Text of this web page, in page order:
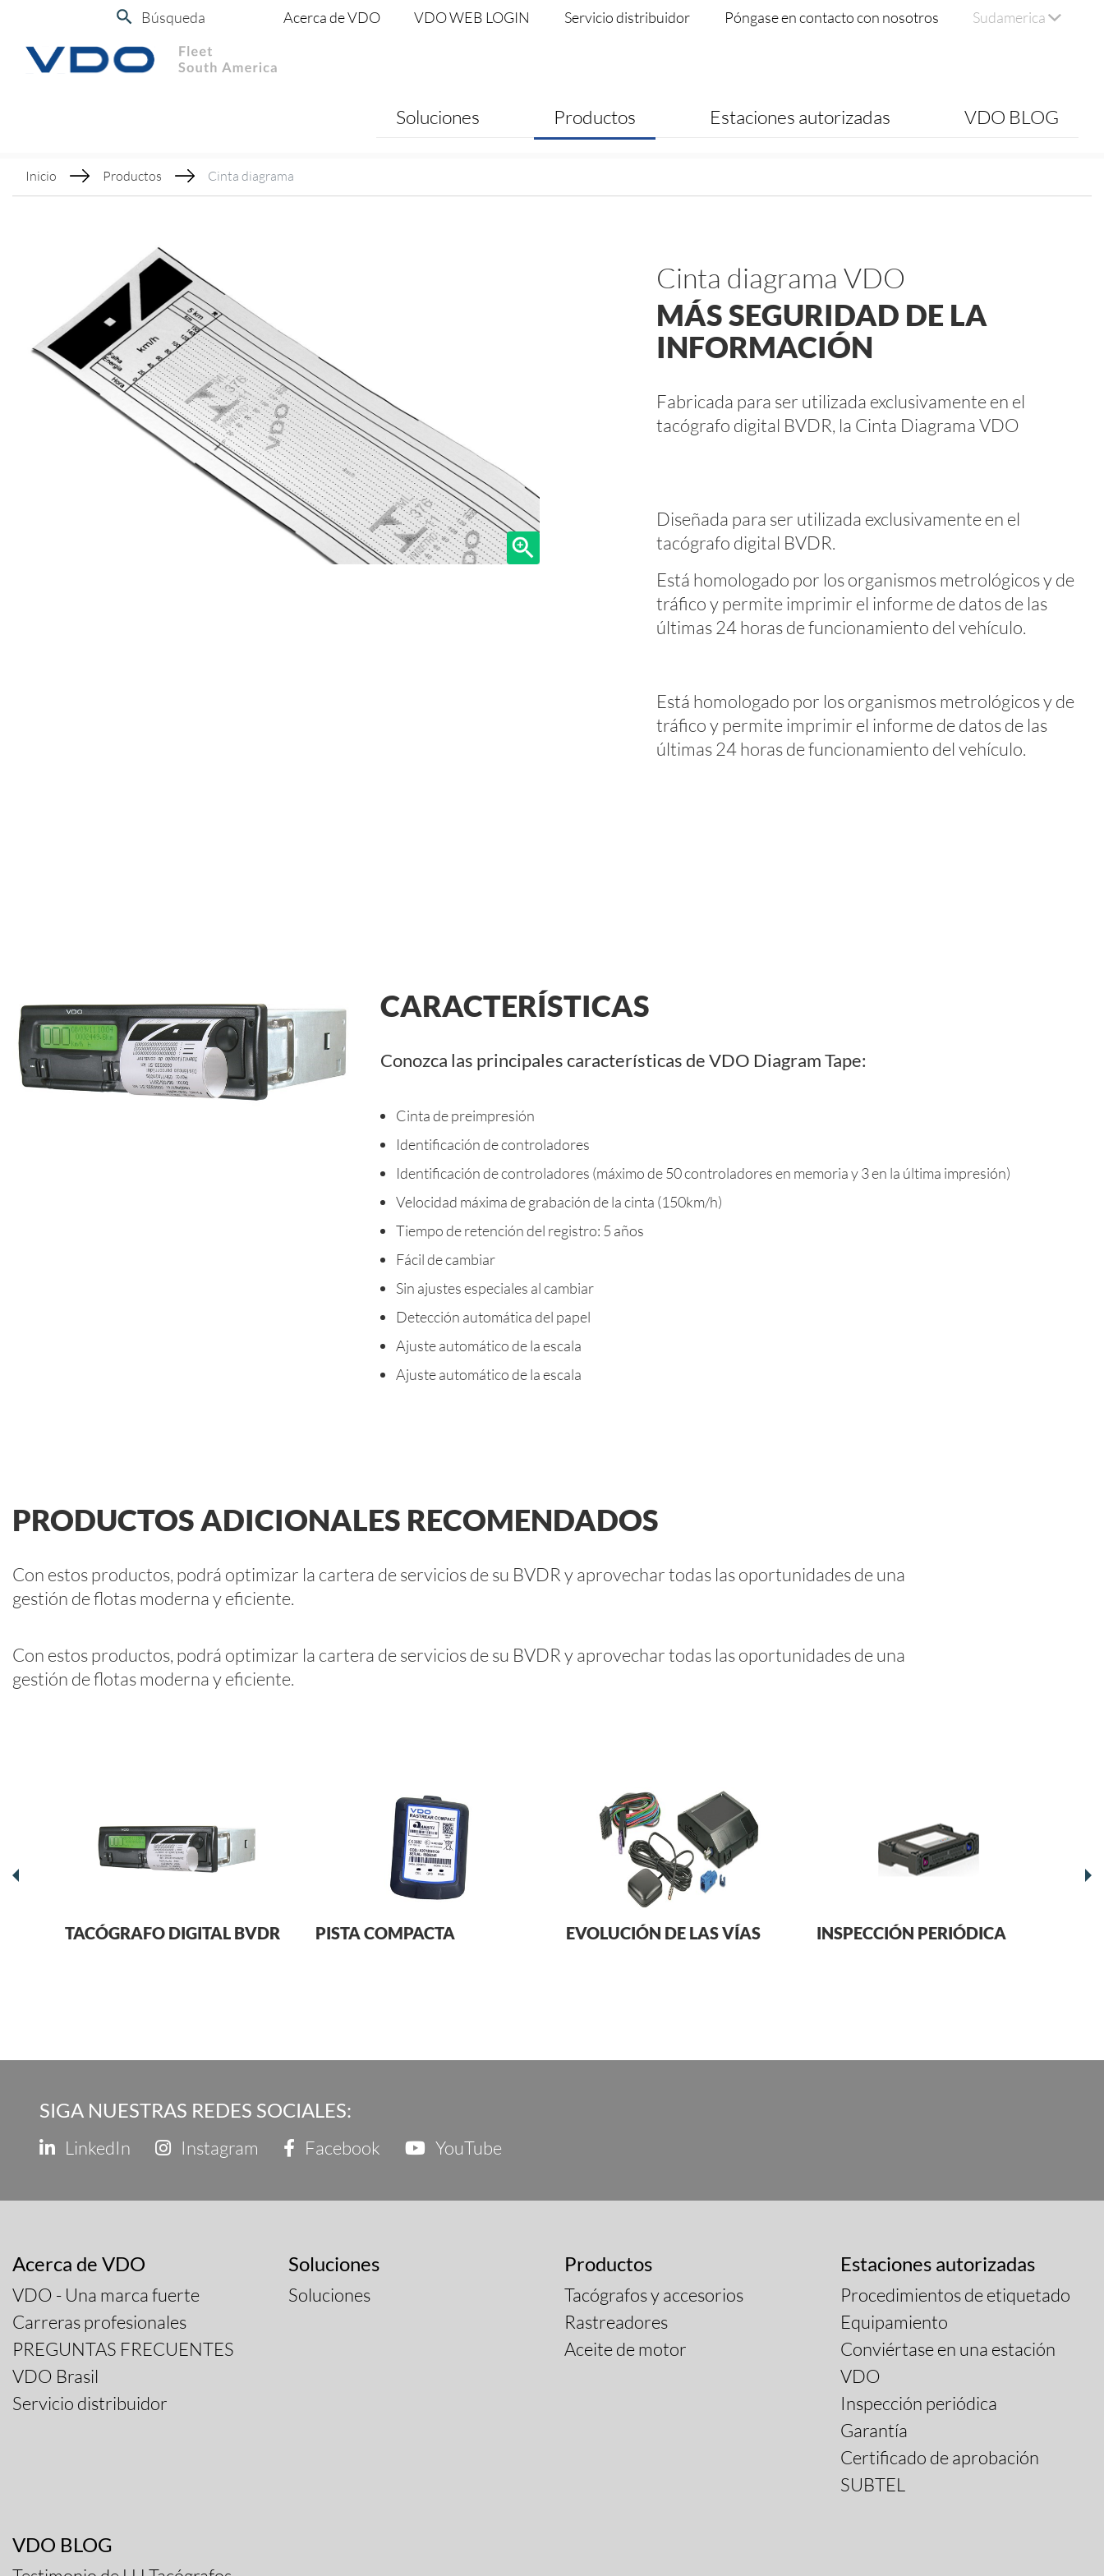
Búsqueda Acerca de VDO VDO WEB LOGIN Servicio distribuidor Póngase en contacto con nosotros Sudamerica
Soluciones Productos Estaciones autorizadas VDO BLOG
Inicio Productos Cinta diagrama
Cinta diagrama VDO
MÁS SEGURIDAD DE LA
INFORMACIÓN
Fabricada para ser utilizada exclusivamente en el
tacógrafo digital BVDR, la Cinta Diagrama VDO
Diseñada para ser utilizada exclusivamente en el
tacógrafo digital BVDR.
Está homologado por los organismos metrológicos y de
tráfico y permite imprimir el informe de datos de las
últimas 24 horas de funcionamiento del vehículo.
Está homologado por los organismos metrológicos y de
tráfico y permite imprimir el informe de datos de las
últimas 24 horas de funcionamiento del vehículo.
CARACTERÍSTICAS
Conozca las principales características de VDO Diagram Tape:
Cinta de preimpresión
Identificación de controladores
Identificación de controladores (máximo de 50 controladores en memoria y 3 en la última impresión)
Velocidad máxima de grabación de la cinta (150km/h)
Tiempo de retención del registro: 5 años
Fácil de cambiar
Sin ajustes especiales al cambiar
Detección automática del papel
Ajuste automático de la escala
Ajuste automático de la escala
PRODUCTOS ADICIONALES RECOMENDADOS
Con estos productos, podrá optimizar la cartera de servicios de su BVDR y aprovechar todas las oportunidades de una
gestión de flotas moderna y eficiente.
Con estos productos, podrá optimizar la cartera de servicios de su BVDR y aprovechar todas las oportunidades de una
gestión de flotas moderna y eficiente.
TACÓGRAFO DIGITAL BVDR PISTA COMPACTA EVOLUCIÓN DE LAS VÍAS INSPECCIÓN PERIÓDICA
SIGA NUESTRAS REDES SOCIALES:
LinkedIn Instagram Facebook YouTube
Acerca de VDO
VDO - Una marca fuerte
Carreras profesionales
PREGUNTAS FRECUENTES
VDO Brasil
Servicio distribuidor
Soluciones
Soluciones
Productos
Tacógrafos y accesorios
Rastreadores
Aceite de motor
Estaciones autorizadas
Procedimientos de etiquetado
Equipamiento
Conviértase en una estación
VDO
Inspección periódica
Garantía
Certificado de aprobación
SUBTEL
VDO BLOG